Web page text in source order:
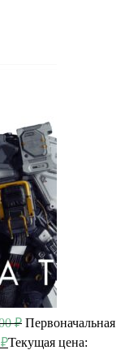
₽ Первоначальная
₽Текущая цена: